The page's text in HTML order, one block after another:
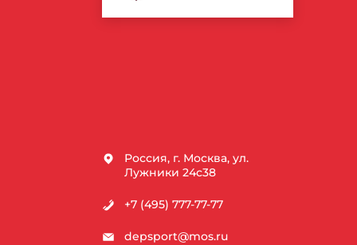
Россия, г. Москва, ул.
Лужники 24с38
+7 (495) 777-77-77
depsport@mos.ru